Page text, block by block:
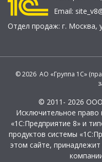
Email:
Отдел продаж: г. Москва,
© 2026 АО «Группа 1С»
© 2011- 2026
Исключительное право
«1С:Предприятие 8» и
продуктов системы
этом сайте,